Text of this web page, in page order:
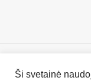
2026 ©
Ši svetainė